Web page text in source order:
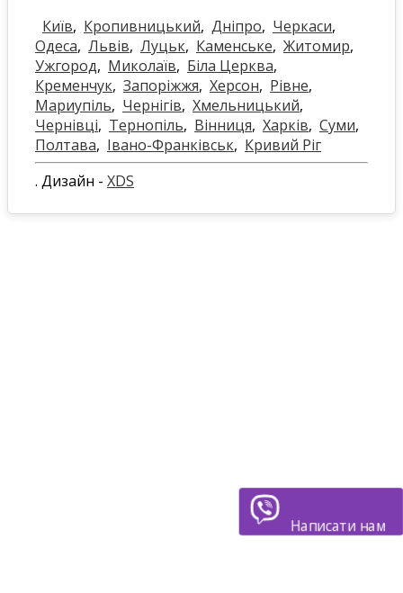
Київ, Кропивницький, Дніпро, Черкаси,
Одеса, Львів, Луцьк, Каменське, Житомир,
Ужгород, Миколаїв, Біла Церква,
Кременчук, Запоріжжя, Херсон, Рівне,
Мариупіль, Чернігів, Хмельницький,
Чернівці, Тернопіль, Вінниця, Харків, Суми,
Полтава, Івано-Франківськ, Кривий Ріг
. Дизайн - XDS
Написати нам